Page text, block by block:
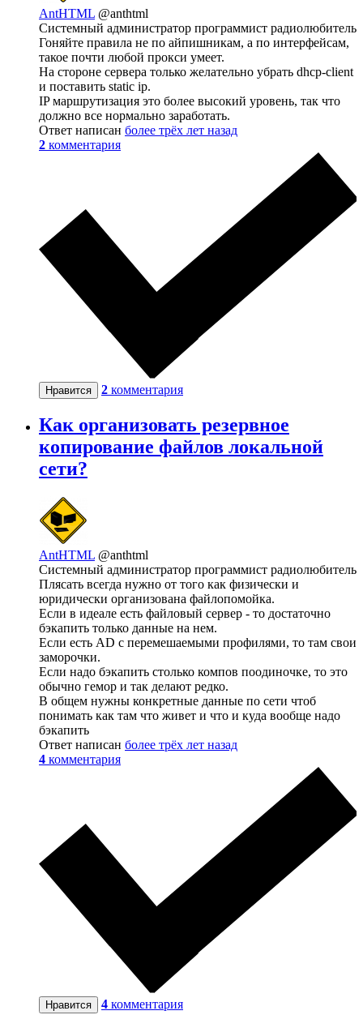
AntHTML @anthtml
Системный администратор программист радиолюбитель
Гоняйте правила не по айпишникам, а по интерфейсам,
такое почти любой прокси умеет.
На стороне сервера только желательно убрать dhcp-client
и поставить static ip.
IP маршрутизация это более высокий уровень, так что
должно все нормально заработать.
Ответ написан более трёх лет назад
2 комментария
Нравится 2 комментария
Как организовать резервное
копирование файлов локальной
сети?
AntHTML @anthtml
Системный администратор программист радиолюбитель
Плясать всегда нужно от того как физически и
юридически организована файлопомойка.
Если в идеале есть файловый сервер - то достаточно
бэкапить только данные на нем.
Если есть AD с перемешаемыми профилями, то там свои
заморочки.
Если надо бэкапить столько компов поодиночке, то это
обычно гемор и так делают редко.
В общем нужны конкретные данные по сети чтоб
понимать как там что живет и что и куда вообще надо
бэкапить
Ответ написан более трёх лет назад
4 комментария
Нравится 4 комментария